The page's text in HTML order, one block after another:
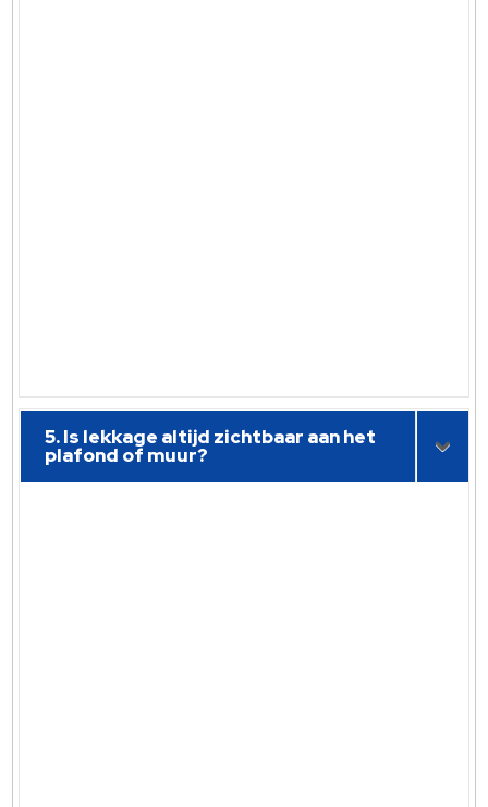
5. Is lekkage altijd zichtbaar aan het
plafond of muur?